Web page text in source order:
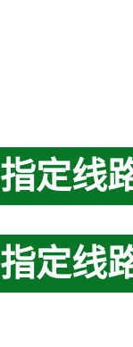
指定线
指定线